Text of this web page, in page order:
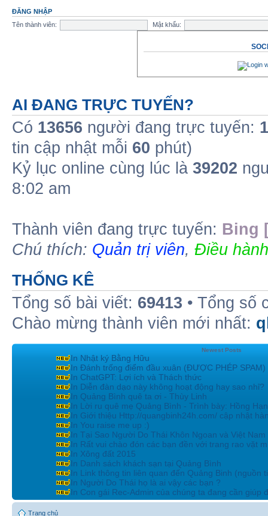
ĐĂNG NHẬP
Tên thành viên:
Mật khẩu:
AI ĐANG TRỰC TUYẾN?
Có 13656 người đang trực tuyến: 1
tin cập nhật mỗi 60 phút)
Kỷ lục online cùng lúc là 39202
8:02 am
Thành viên đang trực tuyến: Bing
Chú thích: Quản trị viên, Điều
THỐNG KÊ
Tổng số bài viết: 69413 • Tổng số
Chào mừng thành viên mới nhất:
Newest Posts
In Nhật ký Bằng Hữu
In Đánh trống điểm đầu xuân (ĐƯỢC PHÉP SPAM)
In ChatGPT: Lợi ích và Thách thức
In Diễn đàn dạo này không hoạt động hay sao nhỉ?
In Quảng Bình quê ta ơi - Thùy Linh
In Lời ru quê mẹ Quảng Bình - Trình bày: Hồng
In Giới thiệu Http://quangbinh24h.com/ cập nhật
In You raise me up :)
In Tại Sao Người Do Thái Khôn Ngoan và Việt
In Rất vui chào đón các bạn đền với trang rao vặt
In Xông đất 2015
In Danh sách khách sạn tại Quảng Bình
In Link thông tin liên quan đến Quảng Binh (nguồn
In Người Do Thái họ là ai vậy các bạn ?
In Con gái Rec-Admin của chúng ta đang cần giúp
Trang chủ